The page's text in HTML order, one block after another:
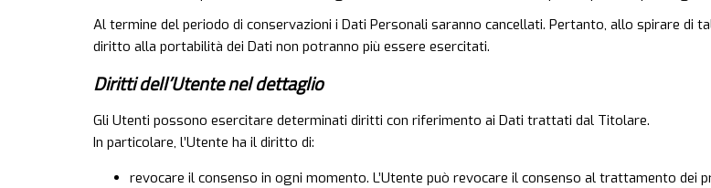
Al termine del periodo di conservazioni i Dati Personali saranno cancellati. Pertanto, allo spirare di
diritto alla portabilità dei Dati non potranno più essere esercitati.
Diritti dell’Utente nel dettaglio
Gli Utenti possono esercitare determinati diritti con riferimento ai Dati trattati dal Titolare.
In particolare, l’Utente ha il diritto di:
revocare il consenso in ogni momento. L’Utente può revocare il consenso al trattamento dei